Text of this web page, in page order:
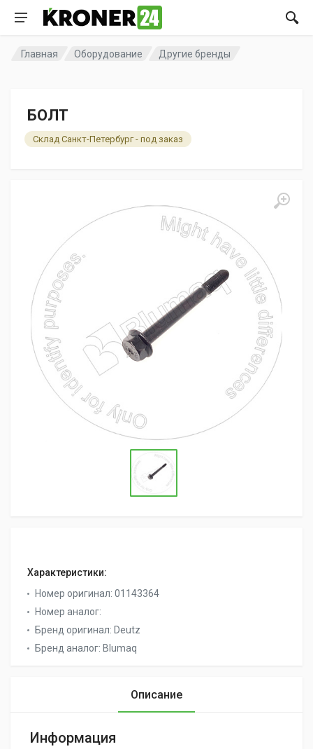
Главная Оборудование Другие бренды
БОЛТ
Склад Санкт-Петербург - под заказ
Характеристики:
Номер оригинал: 01143364
Номер аналог:
Бренд оригинал: Deutz
Бренд аналог: Blumaq
Описание
Информация